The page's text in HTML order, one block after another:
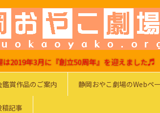
は2019年3月に『創立50周年』を迎えました♬
鑑賞作品のご案内 静岡おやこ劇場のWebペ
稿記事